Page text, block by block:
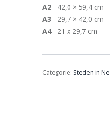
A2- 42,0 × 59,4 cm
A3 - 29,7 × 42,0 cm
A4- 21 x 29,7 cm
Categorie: Steden in